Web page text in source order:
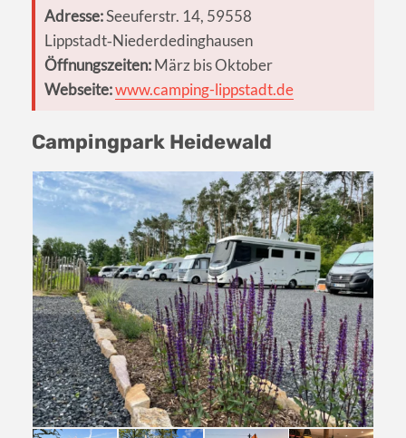
Adresse:Seeuferstr. 14, 59558
Lippstadt‑Niederdedinghausen
Öffnungszeiten:März bis Oktober
Webseite:www.camping-lippstadt.de
Campingpark Heidewald